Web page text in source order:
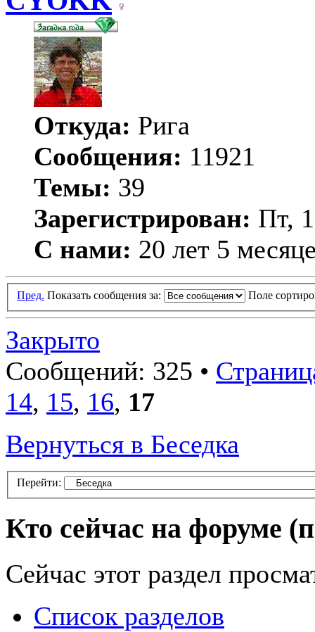
Откуда: Рига
Сообщения: 11921
Темы: 39
Зарегистрирован: Пт,
С нами: 20 лет 5
Пред. Показать сообщения за: Поле
Закрыто
Сообщений: 325 •
14, 15, 16, 17
Вернуться в Беседка
Перейти:
Кто сейчас на форуме
Сейчас этот раздел
Список разделов